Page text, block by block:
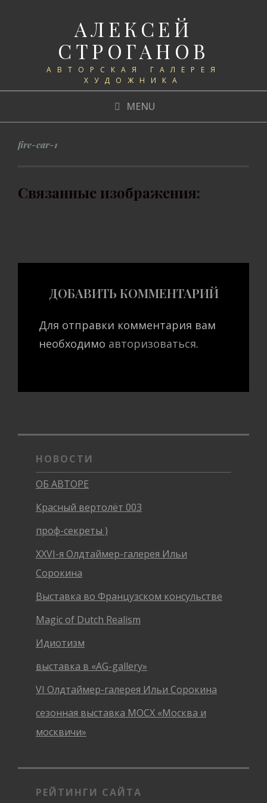
АЛЕКСЕЙ
СТРОГАНОВ
АВТОРСКАЯ ГАЛЕРЕЯ
ХУДОЖНИКА
MENU
fire-car-1
Связанные изображения:
ДОБАВИТЬ КОММЕНТАРИЙ
Для отправки комментария вам
необходимо авторизоваться.
НОВОСТИ
ОБ АВТОРЕ
Красный вертолёт 003
проф-секреты )
XXVI-я Олдтаймер-галерея Ильи
Сорокина
Выставка во Французском консульстве
Magic of Dutch Realism
Идиотизм
выставка в «AG-gallery»
VI Олдтаймер-галерея Ильи Сорокина
сезонная выставка МОСХ «Москва и
москвичи»
РЕЙТИНГИ САЙТА